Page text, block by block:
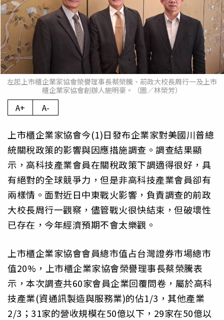
左起上市櫃企業家協會榮譽理事長蔡榮騰、前政大校長周行一及上市
櫃企業家協會創辦人施明豪。（圖／林榮芳）
A+ A-
上市櫃企業家協會今(1)日發布企業家對美國川普總
統關稅政策的影響與因應措施調查。調查結果顯
示，高科技產業會員在關稅政策下調適得很好，具
有絕對的全球競爭力，但是非高科技產業會員卻有
兩樣情。面對近日中東戰火影響，負責調查的前政
大校長周行一觀察，儘管戰火很快結束，但破壞性
已存在，今年經濟預期不會太樂觀。
上市櫃企業家協會會員總市值占台灣證券市場總市
值20%，上市櫃企業家協會榮譽理事長蔡榮騰表
示，本次調查共60家會員企業回覆問卷，屬於高科
技產業(資通訊製造與服務業)的佔1/3，其他產業
2/3；31家的營收規模在50億以下，29家在50億以